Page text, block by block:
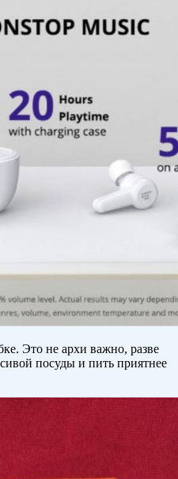
Это не архи важно, разве
посуды и пить приятнее